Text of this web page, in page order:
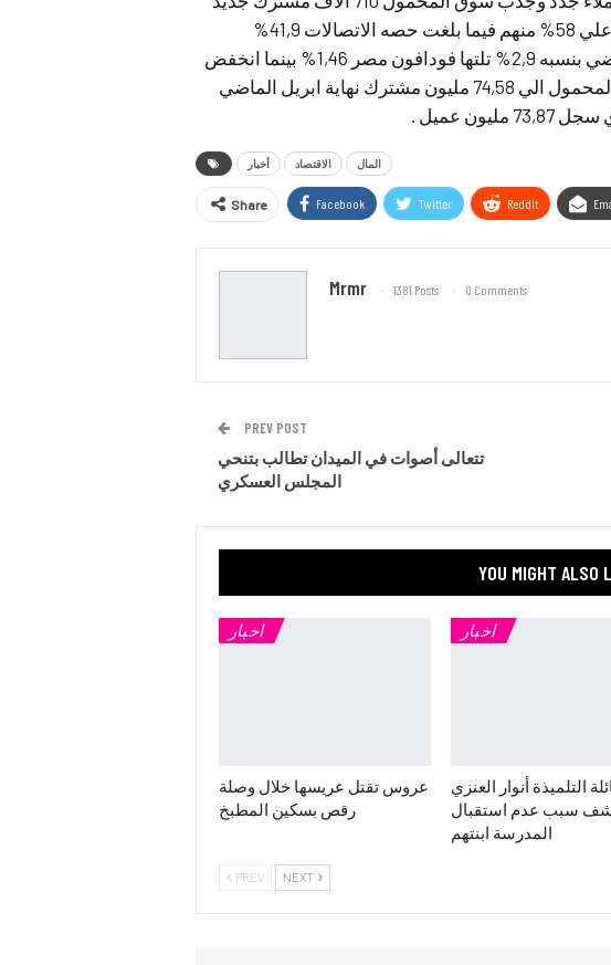
ابريل الماضي .استحوذت شركة فودافون علي 58% منهم فيما بلغت حصه الاتصالات 41,9%
تصدرت اتصالات معدلات النمو ابريل الماضي بنسبه 2,9% تلتها فودافون مصر 1,46% بينما انخفض
معدل نمو موبينيل الي 0,3% .ارتفع عملاء المحمول الي 74,58 مليون مشترك نهاية ابريل الماضي
أخبار الاقتصاد المال
Share Facebook Twitter ReddIt
Mrmr 1381 Posts 0 Comments
PREV POST
تتعالى أصوات في الميدان تطالب بتنحي
المجلس العسكري
YOU MIGHT ALSO
اخبار
عروس تقتل عريسها خلال وصلة
رقص بسكين المطبخ
اخبار
التلميذة أنوار العنزي
سبب عدم استقبال
المدرسة ابنتهم
PREV NEXT